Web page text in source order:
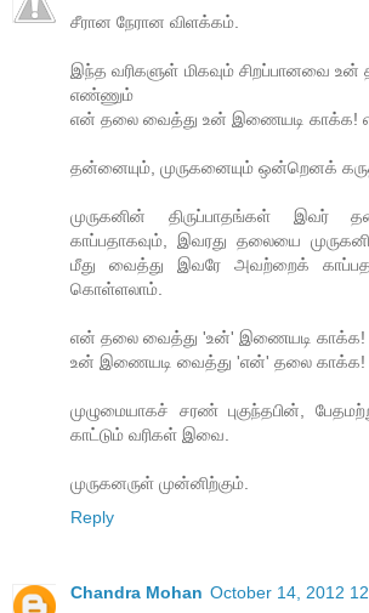
சீரான நேரான விளக்கம்.
இந்த வரிகளுள் மிகவும் சிறப்பானவை உன்
எண்ணும்
என் தலை வைத்து உன் இணையடி காக்க!
தன்னையும், முருகனையும் ஒன்றெனக்
முருகனின் திருப்பாதங்கள் இவர்
காப்பதாகவும், இவரது தலையை
மீது வைத்து இவரே அவற்றைக்
கொள்ளலாம்.
என் தலை வைத்து 'உன்' இணையடி காக்க!
உன் இணையடி வைத்து 'என்' தலை காக்க!
முழுமையாகச் சரண் புகுந்தபின்,
காட்டும் வரிகள் இவை.
முருகனருள் முன்னிற்கும்.
Reply
Chandra Mohan October 14, 2012